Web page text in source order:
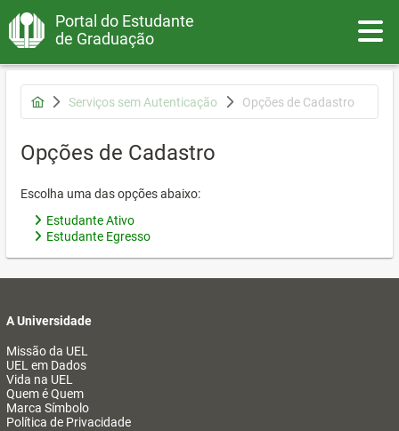
Portal do Estudante
de Graduação
Serviços sem Autenticação Opções de Cadastro
Opções de Cadastro
Escolha uma das opções abaixo:
Estudante Ativo
Estudante Egresso
A Universidade
Missão da UEL
UEL em Dados
Vida na UEL
Quem é Quem
Marca Símbolo
Política de Privacidade